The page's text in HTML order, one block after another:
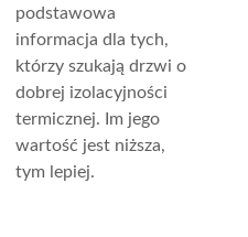
podstawowa
informacja dla tych,
którzy szukają drzwi o
dobrej izolacyjności
termicznej. Im jego
wartość jest niższa,
tym lepiej.